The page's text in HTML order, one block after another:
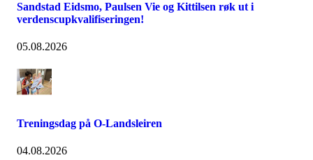
Sandstad Eidsmo, Paulsen Vie og Kittilsen røk ut i
verdenscupkvalifiseringen!
05.08.2026
Treningsdag på O-Landsleiren
04.08.2026